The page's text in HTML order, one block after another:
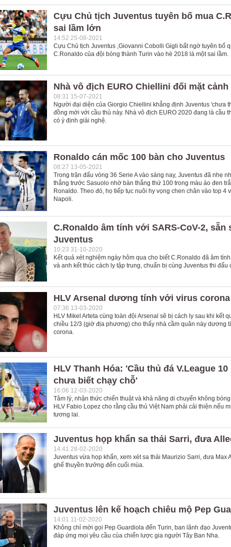
Cựu Chủ tịch Juventus tuyên bố mua
sai lầm lớn
14:52 25-08-2021
Cựu Chủ tịch Juventus ,Giovanni Cobolli Gigli bất ngờ tuyên bố
C.Ronaldo của đội bóng thành Turin vào hè 2018 là một sai lầm.
Nhà vô địch EURO Chiellini đối mặt
08:31 15-07-2021
Người đại diện của Giorgio Chiellini khẳng định Juventus 'chưa
đồng mới với cầu thủ này. Nhà vô địch EURO 2020 đang là cầu
có ý định giải nghệ.
Ronaldo cán mốc 100 bàn cho Juventus
08:27 13-05-2021
Trong trận đấu vòng 36 Serie A vào sáng nay, Juventus đã nhẹ
thắng trước Sasuolo nhờ bàn thắng thứ 100 trong màu áo đen
Ronaldo. Theo đó, họ tiếp tục nuôi hy vọng chen chân vào top 4
Napoli.
C.Ronaldo âm tính với SARS-CoV-2, sẵn
Juventus
10:23 31-10-2020
Kết quả xét nghiệm ngày hôm qua cho biết C.Ronaldo đã âm
và anh kết thúc cách ly tập trung, chuẩn bị cùng Juventus thi
HLV Arsenal dương tính với virus corona
07:36 13-03-2020
HLV Mikel Arteta cùng toàn đội Arsenal sẽ bị cách ly sau khi kết
chiều 12/3 (giờ địa phương) cho thấy nhà cầm quân này dương
corona.
HLV Thanh Hóa: 'Cầu thủ đá V.League 10
chưa biết chạy chỗ'
16:06 12-03-2020
Tâm lý, nhận thức chiến thuật và khả năng di chuyển không
HLV Fabio Lopez cho rằng cầu thủ Việt Nam phải cải thiện nếu
tương lai.
Juventus họp khẩn sa thải Sarri, đưa
14:41 28-02-2020
Juventus vừa họp khẩn, xem xét sa thải Maurizio Sarri, đưa Max
ghế thuyền trưởng đến cuối mùa.
Juventus lên kế hoạch chiêu mộ Pep
14:01 11-02-2020
Không chỉ mời gọi Pep Guardiola đến Turin, ban lãnh đạo
đáp ứng mọi yêu cầu của chiến lược gia người Tây Ban Nha.